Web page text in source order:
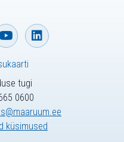
tugi
0600
küsimused